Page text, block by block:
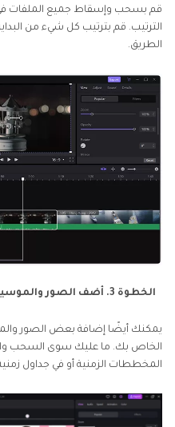
قم بسحب وإسقاط جميع الملفات
الترتيب. قم بترتيب كل شيء من
الطريق.
الخطوة 3. أضف الصور والموسيقى إلى مونتاج الفيديو
يمكنك أيضًا إضافة بعض الصور
الخاص بك. ما عليك سوى السحب
المخططات الزمنية أو في جداول